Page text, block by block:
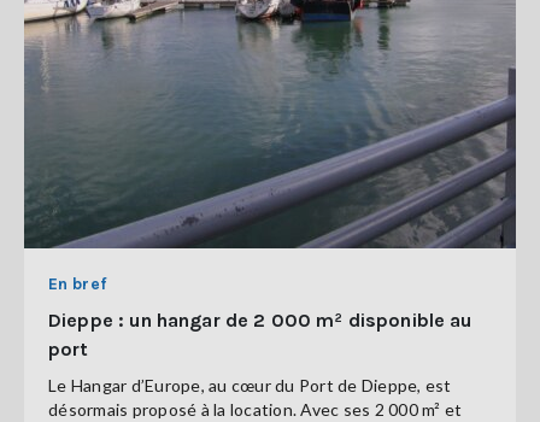
En bref
Dieppe : un hangar de 2 000 m² disponible au
port
Le Hangar d’Europe, au cœur du Port de Dieppe, est
désormais proposé à la location. Avec ses 2 000 m² et